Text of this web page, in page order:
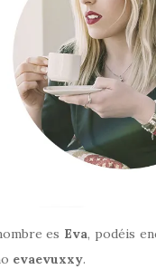
es Eva, podéis
evaevuxxy.